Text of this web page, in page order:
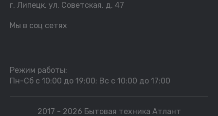
г. Липецк, ул. Советская, д. 47
Мы в соц сетях
Режим работы:
Пн-Сб с 10:00 до 19:00; Вс с 10:00 до 17:00
2017 - 2026 Бытовая техника Атлант